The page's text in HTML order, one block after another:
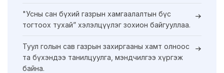
"Усны сан бүхий газрын хамгаалалтын бүс
тогтоох тухай” хэлэлцүүлэг зохион байгууллаа.
Туул голын сав газрын захиргааны хамт олноос
та бүхэндээ танилцуулга, мэндчилгээ хүргэж
байна.